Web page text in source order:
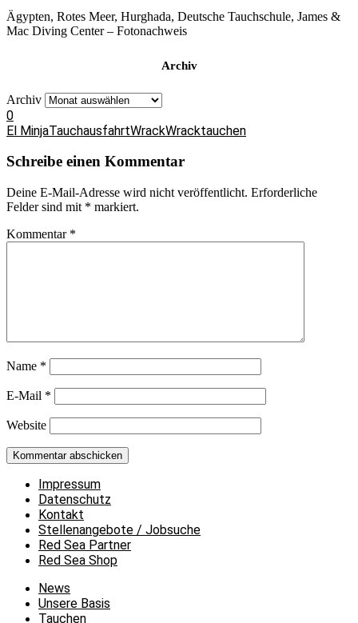
Ägypten, Rotes Meer, Hurghada, Deutsche Tauchschule, James &
Mac Diving Center – Fotonachweis
Archiv
Archiv
0
El MinjaTauchausfahrtWrackWracktauchen
Schreibe einen Kommentar
Deine E-Mail-Adresse wird nicht veröffentlicht. Erforderliche
Felder sind mit * markiert.
Kommentar *
Name *
E-Mail *
Website
Impressum
Datenschutz
Kontakt
Stellenangebote / Jobsuche
Red Sea Partner
Red Sea Shop
News
Unsere Basis
Tauchen